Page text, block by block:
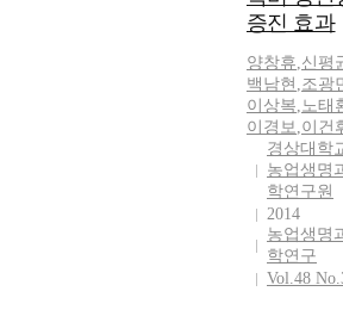
증진 효과
양창휴,신평
백남현 ,조광
이상복,노태
이경보,이건
경상대학
농업생명
학연구원
2014
농업생명
학연구
Vol.48